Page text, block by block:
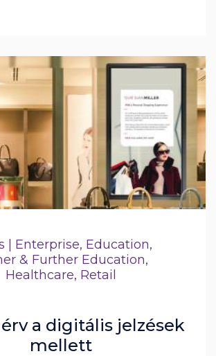
| Enterprise, Education,
& Further Education,
Healthcare, Retail
a digitális jelzések
mellett